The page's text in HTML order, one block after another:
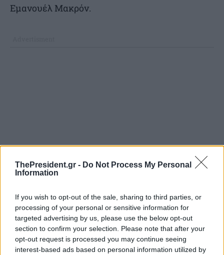
ThePresident.gr - Do Not Process My Personal
Information
If you wish to opt-out of the sale, sharing to third parties, or
processing of your personal or sensitive information for
targeted advertising by us, please use the below opt-out
section to confirm your selection. Please note that after your
opt-out request is processed you may continue seeing
interest-based ads based on personal information utilized by
Εμανουέλ Μακρόν.